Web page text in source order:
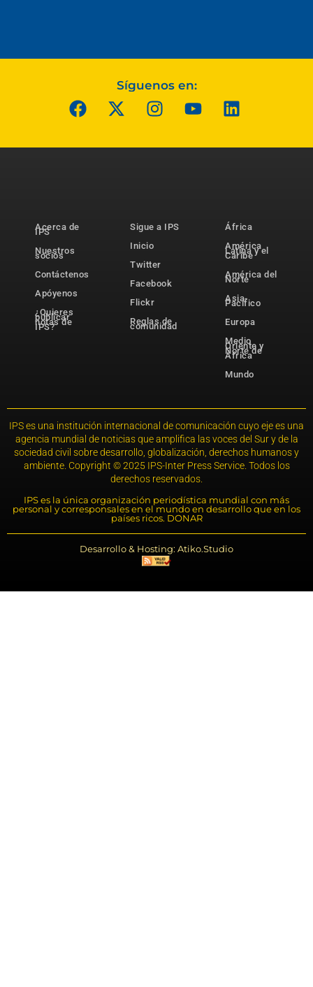
Síguenos en:
Acerca de
IPS
Nuestros
socios
Contáctenos
Apóyenos
¿Quieres
publicar
notas de
IPS?
Sigue a IPS
Inicio
Twitter
Facebook
Flickr
Reglas de
comunidad
África
América
Latina y el
Caribe
América del
Norte
Asia-
Pacífico
Europa
Medio
Oriente y
Norte de
África
Mundo
IPS es una institución internacional de comunicación cuyo eje es una
agencia mundial de noticias que amplifica las voces del Sur y de la
sociedad civil sobre desarrollo, globalización, derechos humanos y
ambiente. Copyright © 2025 IPS-Inter Press Service. Todos los
derechos reservados.
IPS es la única organización periodística mundial con más
personal y corresponsales en el mundo en desarrollo que en los
países ricos. DONAR
Desarrollo & Hosting: Atiko.Studio